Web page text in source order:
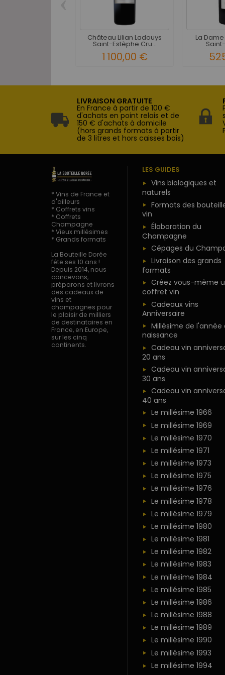
Château Lilian Ladouys
Saint-Estèphe Cru...
1 100,00 €
La
LIVRAISON GRATUITE
En France à partir de 100 €
d'achats en point relais et de
150 € d'achats à domicile
(hors grands formats à partir
de 3 litres et hors caisses bois)
* Vins de France et
d'ailleurs
* Coffrets vins
* Coffrets
Champagne
* Vieux millésimes
* Grands formats
La Bouteille Dorée
fête ses 10 ans !
Depuis 2014, nous
concevons,
préparons et livrons
des cadeaux de
vins et
champagnes pour
le plaisir de milliers
de destinataires en
France, en Europe,
sur les cinq
continents.
LES GUIDES
Vins biologiques et
naturels
Formats des
vin
Élaboration du
Champagne
Cépages du
Livraison des grands
formats
Créez vous-même
coffret vin
Cadeaux vins
Anniversaire
Millésime de l'année
naissance
Cadeau vin
20 ans
Cadeau vin
30 ans
Cadeau vin
40 ans
Le millésime 1966
Le millésime 1969
Le millésime 1970
Le millésime 1971
Le millésime 1973
Le millésime 1975
Le millésime 1976
Le millésime 1978
Le millésime 1979
Le millésime 1980
Le millésime 1981
Le millésime 1982
Le millésime 1983
Le millésime 1984
Le millésime 1985
Le millésime 1986
Le millésime 1988
Le millésime 1989
Le millésime 1990
Le millésime 1993
Le millésime 1994